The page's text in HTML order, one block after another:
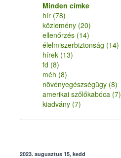
Minden címke
hír (78)
közlemény (20)
ellenőrzés (14)
élelmiszerbiztonság (14)
hírek (13)
fd (8)
méh (8)
növényegészségügy (8)
amerikai szőlőkabóca (7)
kiadvány (7)
2023. augusztus 15, kedd